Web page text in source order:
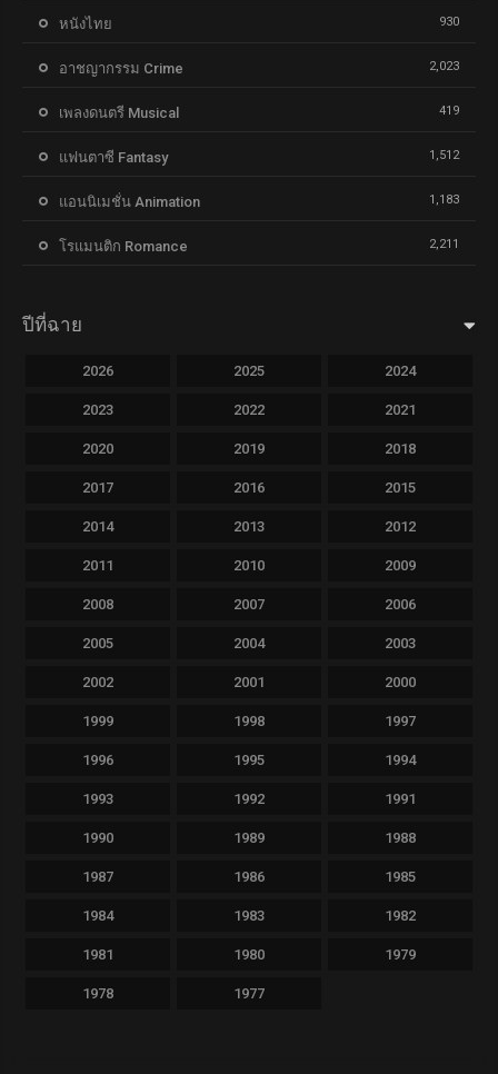
หนังไทย 930
อาชญากรรม Crime 2,023
เพลงดนตรี Musical 419
แฟนตาซี Fantasy 1,512
แอนนิเมชั่น Animation 1,183
โรแมนติก Romance 2,211
ปีที่ฉาย
2026 2025 2024
2023 2022 2021
2020 2019 2018
2017 2016 2015
2014 2013 2012
2011 2010 2009
2008 2007 2006
2005 2004 2003
2002 2001 2000
1999 1998 1997
1996 1995 1994
1993 1992 1991
1990 1989 1988
1987 1986 1985
1984 1983 1982
1981 1980 1979
1978 1977